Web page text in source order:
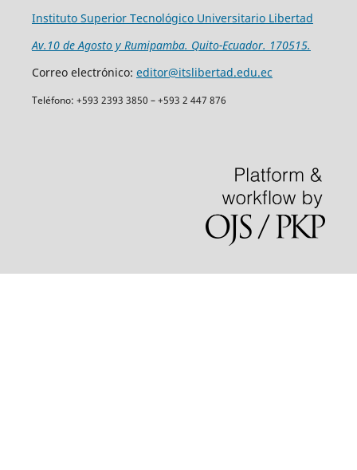
Instituto Superior Tecnológico Universitario Libertad
Av.10 de Agosto y Rumipamba. Quito-Ecuador. 170515.
Correo electrónico: editor@itslibertad.edu.ec
Teléfono: +593 2393 3850 – +593 2 447 876